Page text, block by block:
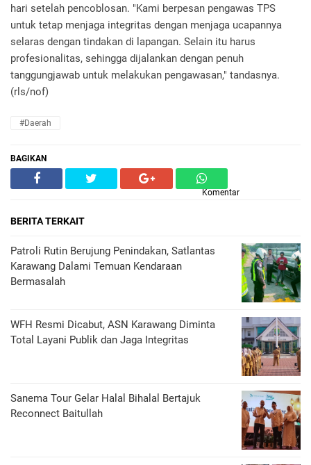
hari setelah pencoblosan. "Kami berpesan pengawas TPS
untuk tetap menjaga integritas dengan menjaga ucapannya
selaras dengan tindakan di lapangan. Selain itu harus
profesionalitas, sehingga dijalankan dengan penuh
tanggungjawab untuk melakukan pengawasan," tandasnya.
(rls/nof)
#daerah
BAGIKAN
Komentar
BERITA TERKAIT
Patroli Rutin Berujung Penindakan, Satlantas
Karawang Dalami Temuan Kendaraan
Bermasalah
WFH Resmi Dicabut, ASN Karawang Diminta
Total Layani Publik dan Jaga Integritas
Sanema Tour Gelar Halal Bihalal Bertajuk
Reconnect Baitullah